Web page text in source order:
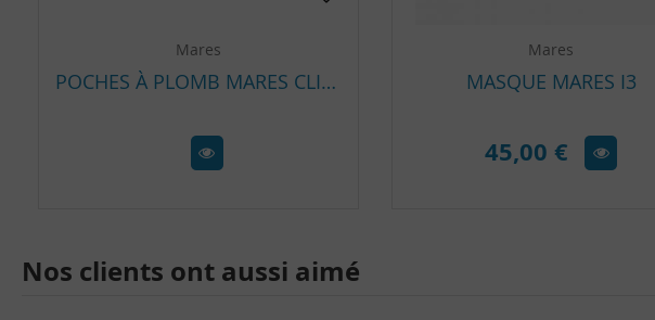
Mares
POCHES À PLOMB MARES CLIPS STANDARD
Mares
MASQUE MARES I3
45,00 €
Nos clients ont aussi aimé